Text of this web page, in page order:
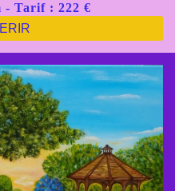
- Tarif : 222 €